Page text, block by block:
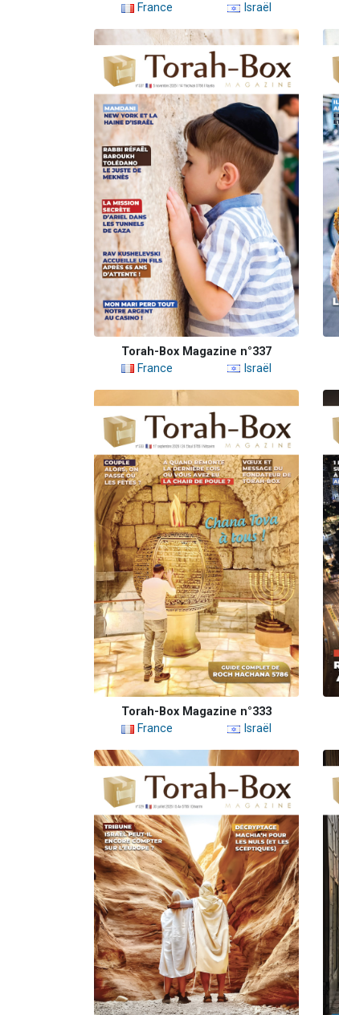
France
Israël
Torah-Box Magazine n°337
France
Israël
Torah-Box Magazine n°333
France
Israël